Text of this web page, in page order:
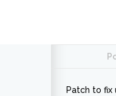
Patch to